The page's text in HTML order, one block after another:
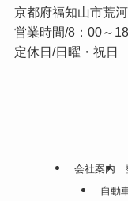
京都府福知山市荒
営業時間/8：00～
定休日/日曜・祝日
会社案内
自動